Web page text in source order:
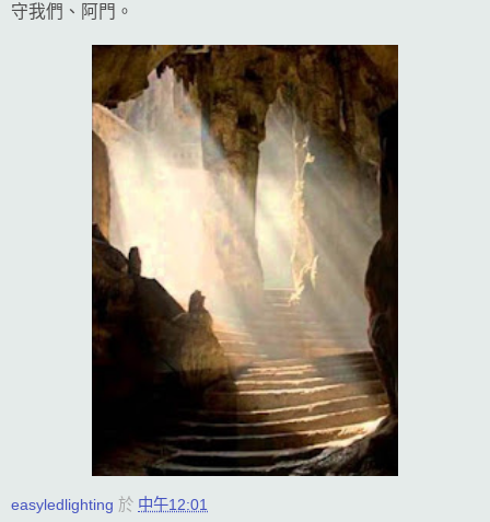
守我們、阿門。
easyledlighting 於 中午12:01